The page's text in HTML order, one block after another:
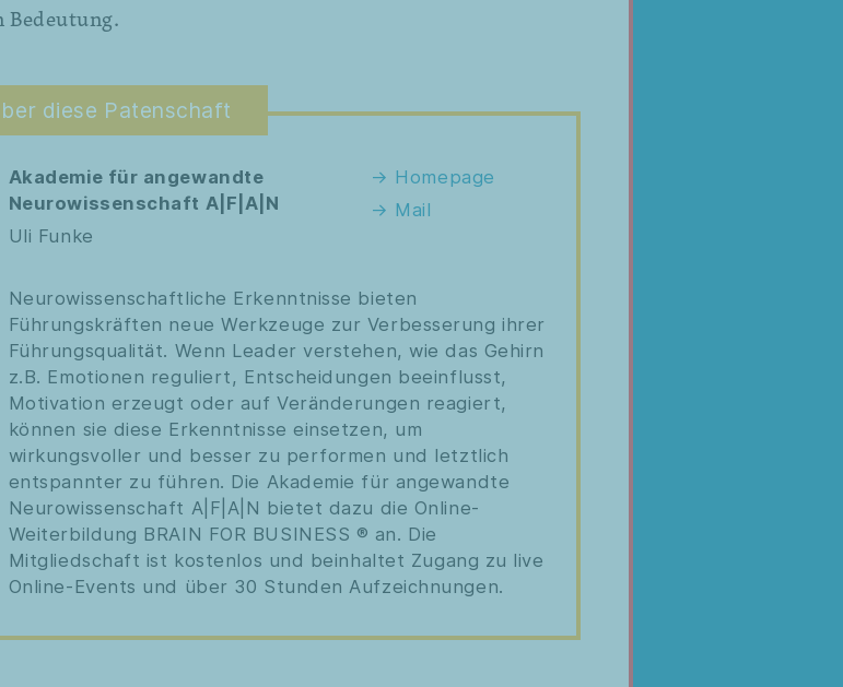
diese Patenschaft
Akademie für angewandte
Neurowissenschaft A|F|A|N
Uli Funke
Homepage
Mail
Neurowissenschaftliche Erkenntnisse bieten
Führungskräften neue Werkzeuge zur Verbesserung ihrer
Führungsqualität. Wenn Leader verstehen, wie das Gehirn
z.B. Emotionen reguliert, Entscheidungen beeinflusst,
Motivation erzeugt oder auf Veränderungen reagiert,
können sie diese Erkenntnisse einsetzen, um
wirkungsvoller und besser zu performen und letztlich
entspannter zu führen. Die Akademie für angewandte
Neurowissenschaft A|F|A|N bietet dazu die Online-
Weiterbildung BRAIN FOR BUSINESS ® an. Die
Mitgliedschaft ist kostenlos und beinhaltet Zugang zu live
Online-Events und über 30 Stunden Aufzeichnungen.